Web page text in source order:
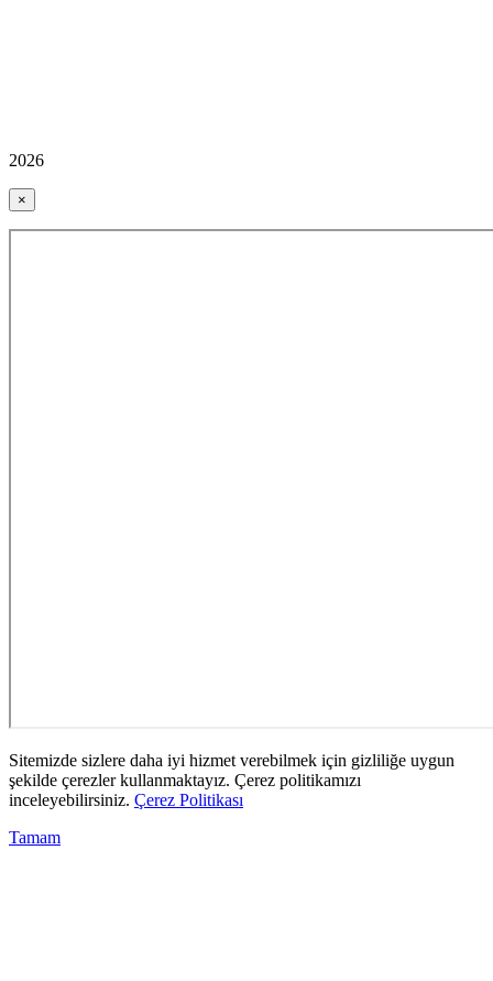
2026
×
Sitemizde sizlere daha iyi hizmet verebilmek için gizliliğe uygun
şekilde çerezler kullanmaktayız. Çerez politikamızı
inceleyebilirsiniz. Çerez Politikası
Tamam